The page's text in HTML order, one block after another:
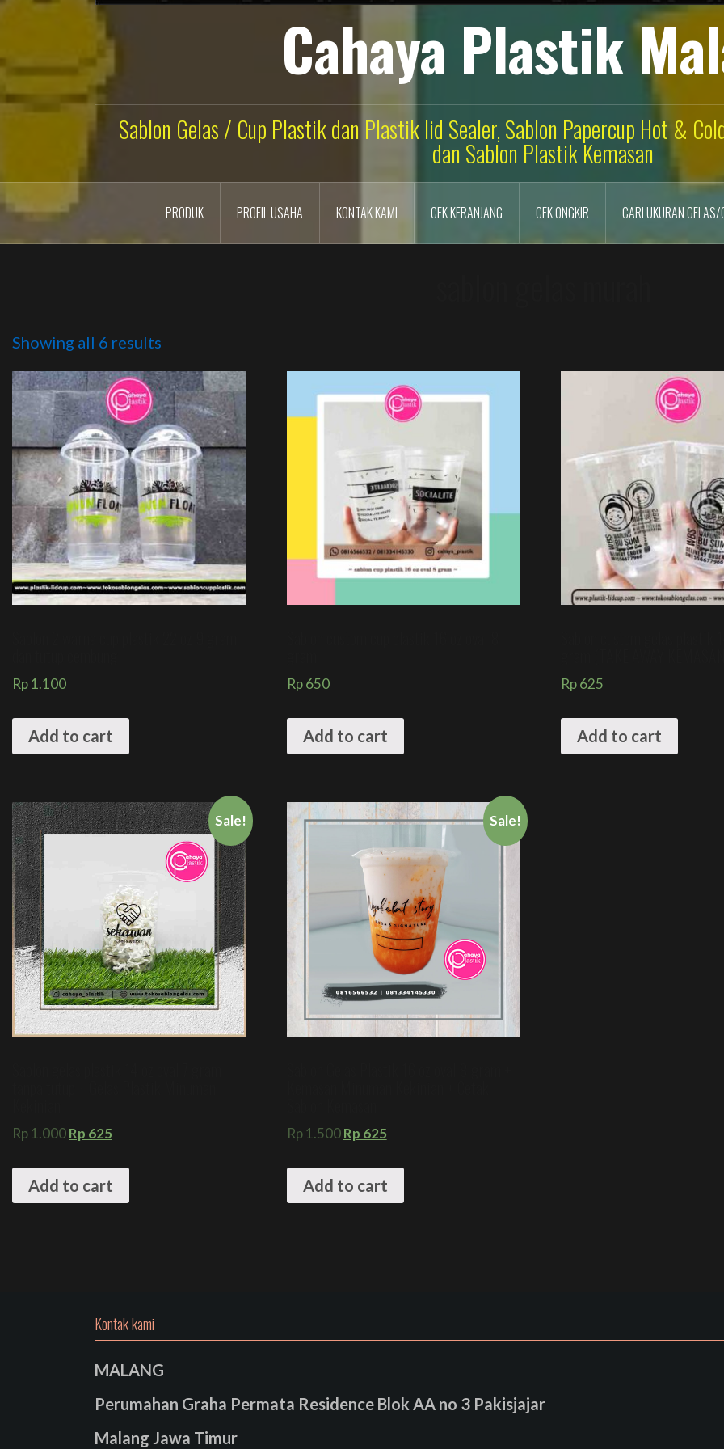
Cahaya Plastik
Sablon Gelas / Cup Plastik dan Plastik lid Sealer, Sablon Papercup Hot &
dan Sablon Plastik Kemasan
PRODUK PROFIL USAHA KONTAK KAMI CEK KERANJANG CEK ONGKIR CARI UKURAN
Showing all 6 results
Rp1.100
Add to cart
Rp650
Add to cart
Rp625
Add to cart
Sale!
Rp1.000Rp 625
Add to cart
Sale!
Rp1.500 Rp 625
Add to cart
Kontak kami
MALANG
Perumahan Graha Permata Residence Blok AA no 3 Pakisjajar
Malang Jawa Timur